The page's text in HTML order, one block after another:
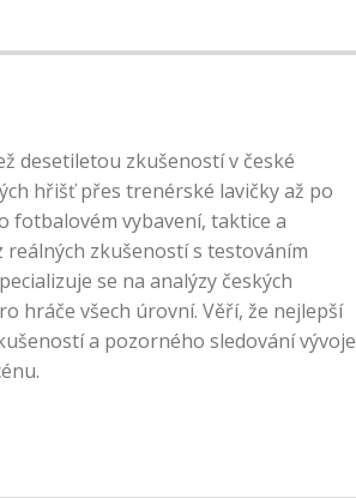
desetiletou zkušeností v české
hřišť přes trenérské lavičky až po
fotbalovém vybavení, taktice a
reálných zkušeností s testováním
se na analýzy českých
hráče všech úrovní. Věří, že nejlepší
a pozorného sledování vývoje